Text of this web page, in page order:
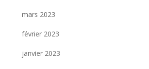
mars 2023
février 2023
janvier 2023